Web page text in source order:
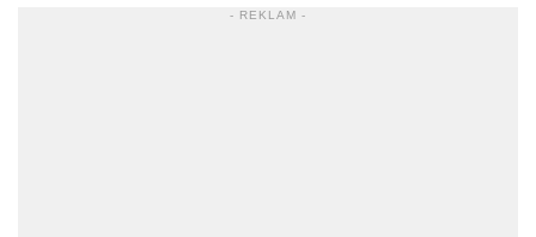
- REKLAM -